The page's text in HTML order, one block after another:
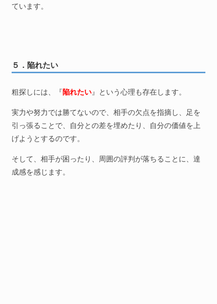
ています。
５．陥れたい
粗探しには、『陥れたい 』という心理も存在します。
実力や努力では勝てないので、相手の欠点を指摘し、足を
引っ張ることで、自分との差を埋めたり、自分の価値を上
げようとするのです。
そして、相手が困ったり、周囲の評判が落ちることに、達
成感を感じます。